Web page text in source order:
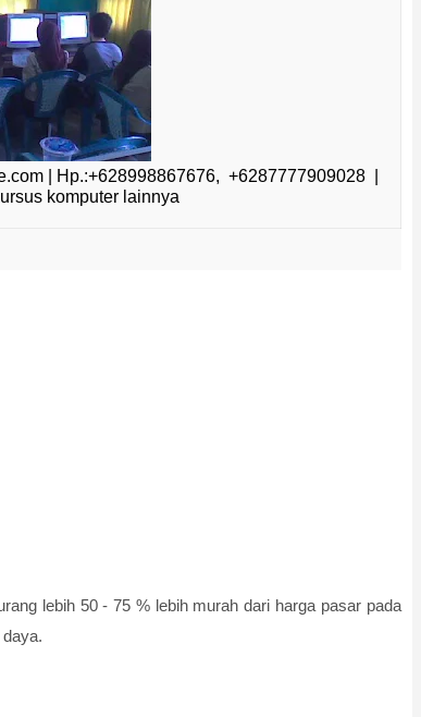
| Hp.:+628998867676, +6287777909028 |
komputer lainnya
lebih 50 - 75 % lebih murah dari harga pasar pada